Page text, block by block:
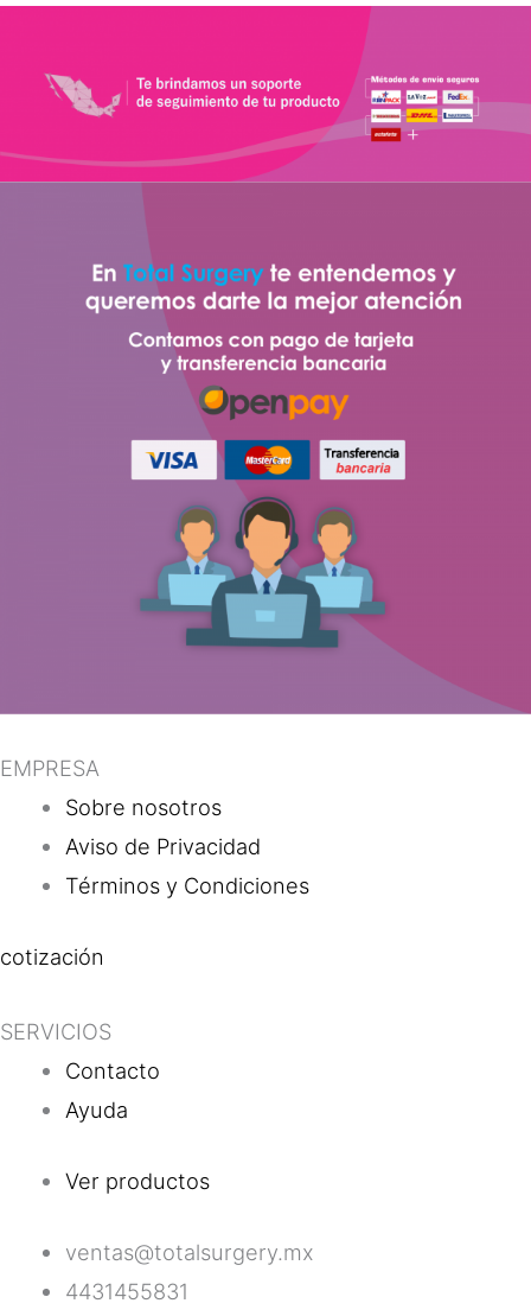
EMPRESA
Sobre nosotros
Aviso de Privacidad
Términos y Condiciones
cotización
SERVICIOS
Contacto
Ayuda
Ver productos
ventas@totalsurgery.mx
4431455831